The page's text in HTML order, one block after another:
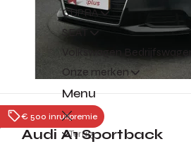
CUPRA
SEAT
Volkswagen
Onze merken
Menu
Terug
€ 500 inruilpremie
Geldermalsen
Audi A1 Sportback